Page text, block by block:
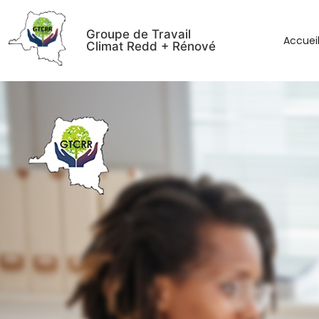
Groupe de Travail
Climat Redd + Rénové